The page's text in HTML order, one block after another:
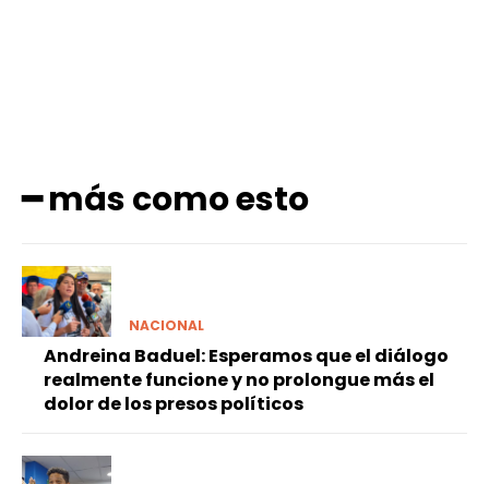
━ más como esto
NACIONAL
Andreina Baduel: Esperamos que el diálogo
realmente funcione y no prolongue más el
dolor de los presos políticos